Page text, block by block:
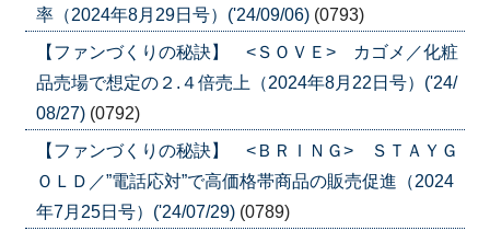
率（2024年8月29日号）('24/09/06) (0793)
【ファンづくりの秘訣】 <ＳＯＶＥ> カゴメ／化粧
品売場で想定の２.４倍売上（2024年8月22日号）('24/
08/27) (0792)
【ファンづくりの秘訣】 <ＢＲＩＮＧ> ＳＴＡＹＧ
ＯＬＤ／”電話応対”で高価格帯商品の販売促進（2024
年7月25日号）('24/07/29) (0789)